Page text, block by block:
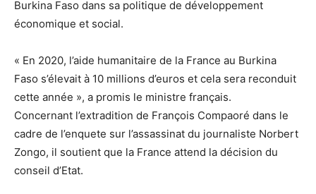
Burkina Faso dans sa politique de développement
économique et social.
« En 2020, l’aide humanitaire de la France au Burkina
Faso s’élevait à 10 millions d’euros et cela sera reconduit
cette année », a promis le ministre français.
Concernant l’extradition de François Compaoré dans le
cadre de l’enquete sur l’assassinat du journaliste Norbert
Zongo, il soutient que la France attend la décision du
conseil d’Etat.